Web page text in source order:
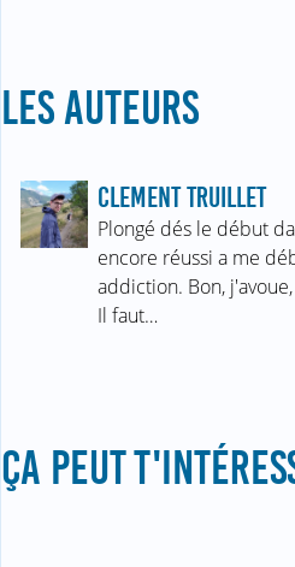
LES AUTEURS
CLEMENT TRUILLET
Plongé dés le début
encore réussi a me
addiction. Bon,
Il faut…
ÇA PEUT